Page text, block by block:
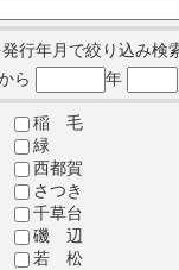
行年月で絞り込み検
ら 年
稲 毛
緑
西都賀
さつき
千草台
磯 辺
若 松